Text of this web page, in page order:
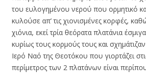
του ευλογημένου νερού που ορμητικό
κυλούσε απ’ τις χιονισμένες κορφές,
χιόνια, εκεί τρία θεόρατα πλατάνια
κυρίως τους κορμούς τους και
Ιερό Ναό της Θεοτόκου που γιορτάζει
περίμετρος των 2 πλατάνων είναι